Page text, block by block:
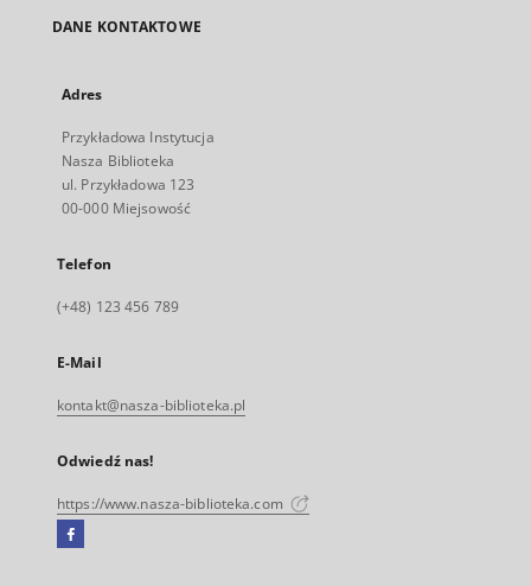
DANE KONTAKTOWE
Adres
Przykładowa Instytucja
Nasza Biblioteka
ul. Przykładowa 123
00-000 Miejsowość
Telefon
(+48) 123 456 789
E-Mail
kontakt@nasza-biblioteka.pl
Odwiedź nas!
https://www.nasza-biblioteka.com
Facebook